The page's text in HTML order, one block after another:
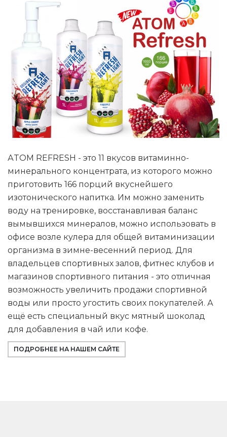
АTOM REFRESH - это 11 вкусов витаминно-
минерального концентрата, из которого можно
приготовить 166 порций вкуснейшего
изотонического напитка. Им можно заменить
воду на тренировке, восстанавливая баланс
вымывшихся минералов, можно использовать в
офисе возле кулера для общей витаминизации
организма в зимне-весенний период. Для
владельцев спортивных залов, фитнес клубов и
магазинов спортивного питания - это отличная
возможность увеличить продажи спортивной
воды или просто угостить своих покупателей. А
ещё есть специальный вкус мятный шоколад
для добавления в чай или кофе.
ПОДРОБНЕЕ НА НАШЕМ САЙТЕ